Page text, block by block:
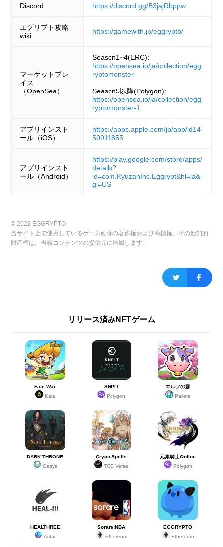
Discord https://discord.gg/B3jajRbppw
エグリプト攻略
wiki
https://gamewith.jp/eggrypto/
マーケットプレ
イス
（OpenSea）
Season1~4(ERC):
https://opensea.io/ja/collection/egg
ryptomonster
Season5以降(Polygon):
https://opensea.io/ja/collection/egg
ryptomonster-1
アプリインスト
ール（iOS）
https://apps.apple.com/jp/app/id14
50911855
アプリインスト
ール（Android）
https://play.google.com/store/apps/
details?
id=com.KyuzanInc.Eggrypt&hl=ja&
gl=US
© 2022 EGGRYPTO
当サイト上で使用しているゲーム画像の著作権および商標権、その他知的
財産権は、当該コンテンツの提供元に帰属します。
リリース済みNFTゲーム
Fate War
Kaia
SNPIT
Polygon
エルフの森
Pallete
DARK THRONE
Oasys
CryptoSpells
TCG Verse
元素騎士Online
Polygon
HEALTHREE
Astar
Sorare:NBA
Ethereum
EGGRYPTO
Ethereum